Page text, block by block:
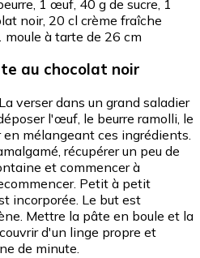
1 œuf, 40 g de sucre, 1
noir, 20 cl crème fraîche
à tarte de 26 cm
au chocolat noir
verser dans un grand saladier
l'œuf, le beurre ramolli, le
en mélangeant ces ingrédients.
récupérer un peu de
et commencer à
Petit à petit
incorporée. Le but est
Mettre la pâte en boule et la
d'un linge propre et
de minute.